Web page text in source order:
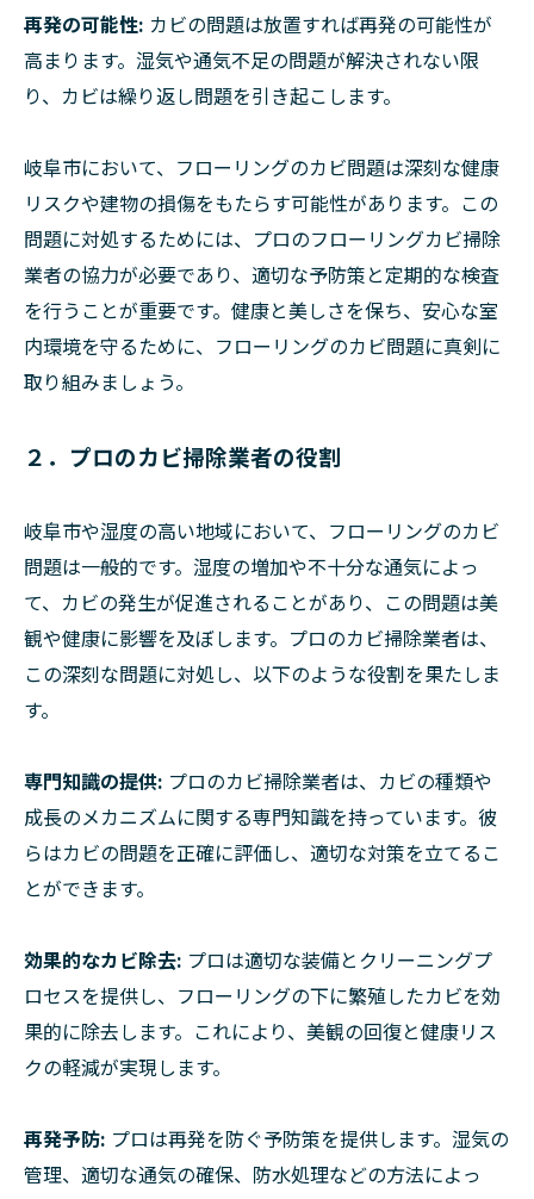
再発の可能性: カビの問題は放置すれば再発の可能性が
高まります。湿気や通気不足の問題が解決されない限
り、カビは繰り返し問題を引き起こします。
岐阜市において、フローリングのカビ問題は深刻な健康
リスクや建物の損傷をもたらす可能性があります。この
問題に対処するためには、プロのフローリングカビ掃除
業者の協力が必要であり、適切な予防策と定期的な検査
を行うことが重要です。健康と美しさを保ち、安心な室
内環境を守るために、フローリングのカビ問題に真剣に
取り組みましょう。
２．プロのカビ掃除業者の役割
岐阜市や湿度の高い地域において、フローリングのカビ
問題は一般的です。湿度の増加や不十分な通気によっ
て、カビの発生が促進されることがあり、この問題は美
観や健康に影響を及ぼします。プロのカビ掃除業者は、
この深刻な問題に対処し、以下のような役割を果たしま
す。
専門知識の提供: プロのカビ掃除業者は、カビの種類や
成長のメカニズムに関する専門知識を持っています。彼
らはカビの問題を正確に評価し、適切な対策を立てるこ
とができます。
効果的なカビ除去: プロは適切な装備とクリーニングプ
ロセスを提供し、フローリングの下に繁殖したカビを効
果的に除去します。これにより、美観の回復と健康リス
クの軽減が実現します。
再発予防: プロは再発を防ぐ予防策を提供します。湿気の
管理、適切な通気の確保、防水処理などの方法によっ